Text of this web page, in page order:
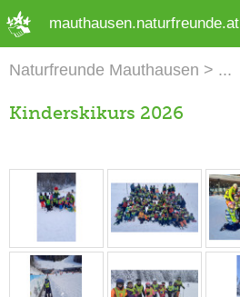
mauthausen.naturfreunde.at
Naturfreunde Mauthausen
Kinderskikurs 2026